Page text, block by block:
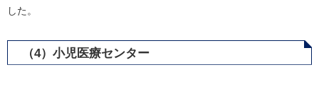
した。
（4）小児医療センター